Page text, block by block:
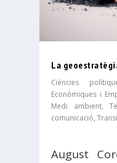
La
Ciències
Econòmiques i
Medi ambient,
comunicació,
August